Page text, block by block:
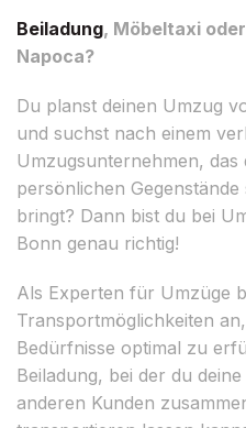
Beiladung, Möbeltaxi
Napoca?
Du planst deinen Umzug
und suchst nach einem
Umzugsunternehmen, das
persönlichen
bringt? Dann bist du bei
Bonn genau richtig!
Als Experten für Umzüge
Transportmöglichkeiten
Bedürfnisse optimal zu
Beiladung, bei der du
anderen Kunden